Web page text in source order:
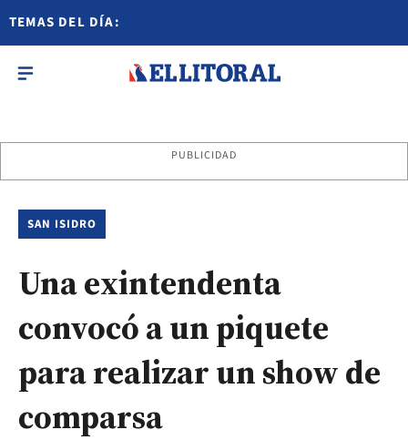
TEMAS DEL DÍA:
PUBLICIDAD
SAN ISIDRO
Una exintendenta
convocó a un piquete
para realizar un show de
comparsa